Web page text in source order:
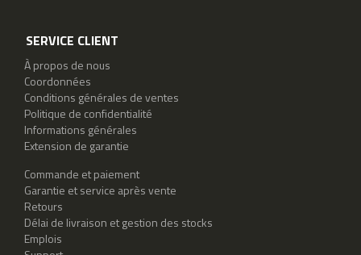
SERVICE CLIENT
À propos de nous
Coordonnées
Conditions générales de ventes
Politique de confidentialité
Informations générales
Extension de garantie
Commande et paiement
Garantie et service après vente
Retours
Délai de livraison et gestion des stocks
Emplois